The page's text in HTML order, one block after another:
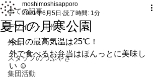
全ての記事
デザイン・工作
外出
スタッフのつぶやき
集団活動
夏日の月寒公園
moshimoshisapporo
2021年6月5日 読了時間: 1分
今日の最高気温は25℃！
外で食べるお弁当はほんっとに美味し
い ☺︎